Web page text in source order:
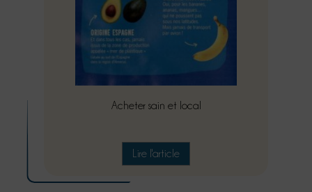
Acheter sain et local
Lire l'article